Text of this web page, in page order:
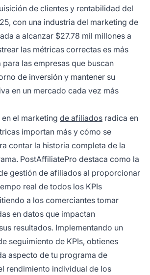
de clientes y rentabilidad del
con una industria del marketing de
a alcanzar $27.78 mil millones a
las métricas correctas es más
las empresas que buscan
de inversión y mantener su
en un mercado cada vez más
el marketing de afiliados radica en
importan más y cómo se
contar la historia completa de la
PostAffiliatePro destaca como la
gestión de afiliados al proporcionar
real de todos los KPIs
a los comerciantes tomar
en datos que impactan
resultados. Implementando un
seguimiento de KPIs, obtienes
aspecto de tu programa de
rendimiento individual de los